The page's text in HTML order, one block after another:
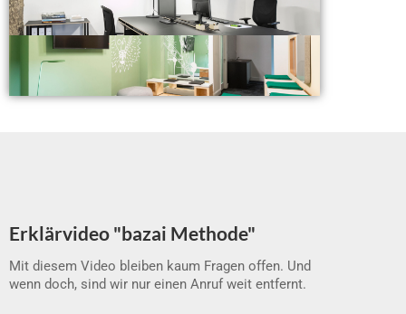
Erklärvideo "bazai Methode"
Mit diesem Video bleiben kaum Fragen offen. Und
wenn doch, sind wir nur einen Anruf weit entfernt.